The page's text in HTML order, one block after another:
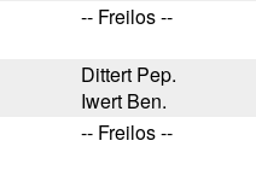
-- Freilos --
Dittert Pep.
Iwert Ben.
-- Freilos --